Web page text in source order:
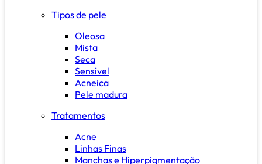
Tipos de pele
Oleosa
Mista
Seca
Sensível
Acneica
Pele madura
Tratamentos
Acne
Linhas Finas
Manchas e Hiperpigmentação